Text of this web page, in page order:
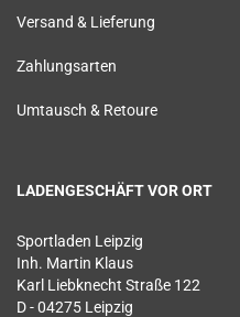
Versand & Lieferung
Zahlungsarten
Umtausch & Retoure
LADENGESCHÄFT VOR ORT
Sportladen Leipzig
Inh. Martin Klaus
Karl Liebknecht Straße 122
D - 04275 Leipzig